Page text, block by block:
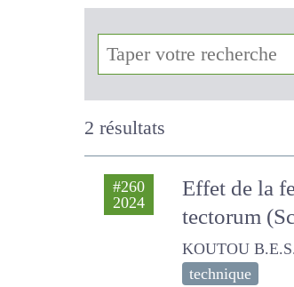
2 résultats
#260
2024
Effet de la
tectorum
KOUTOU B.E.S.,
technique